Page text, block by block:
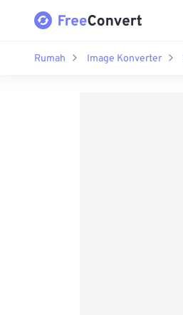
Rumah Image Konverter